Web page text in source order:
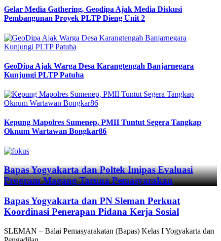
Gelar Media Gathering, Geodipa Ajak Media Diskusi
Pembangunan Proyek PLTP Dieng Unit 2
GeoDipa Ajak Warga Desa Karangtengah Banjarnegara
Kunjungi PLTP Patuha
Kepung Mapolres Sumenep, PMII Tuntut Segera Tangkap
Oknum Wartawan Bongkar86
Previous
Next
Bapas Yogyakarta dan Poltek Imipas Evaluasi
Program Magang Taruna Pemasyarakan
Bapas Yogyakarta dan PN Sleman Perkuat
Koordinasi Penerapan Pidana Kerja Sosial
SLEMAN – Balai Pemasyarakatan (Bapas) Kelas I Yogyakarta dan